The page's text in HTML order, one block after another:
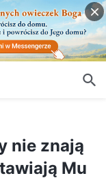
nie znają
Mu